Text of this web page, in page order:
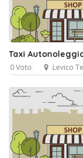
Taxi
0 Voto Levico